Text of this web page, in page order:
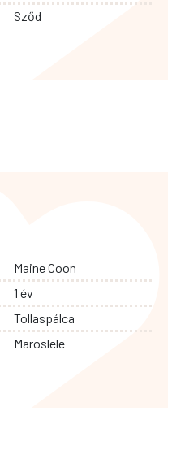
Sződ
Maine Coon
1 év
Tollaspálca
Maroslele